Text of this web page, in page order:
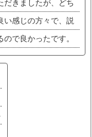
だきましたが、どち
い感じの方々で、説
で良かったです。